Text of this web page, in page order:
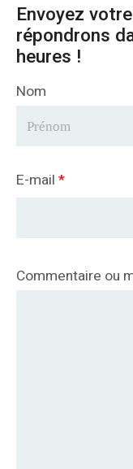
Envoyez
répondrons
heures !
Nom
E-mail *
Commentaire ou